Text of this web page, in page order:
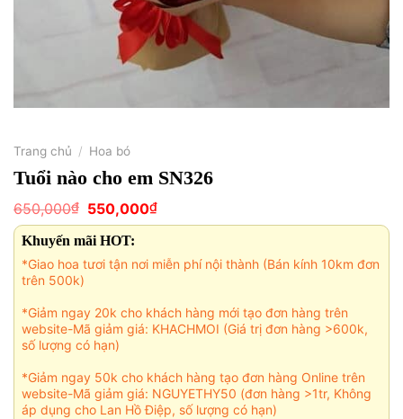
Trang chủ / Hoa bó
Tuổi nào cho em SN326
650,000₫ Giá
gốc
là:
650,000₫.
550,000₫Giá
hiện
550,000₫.
Khuyến mãi HOT:
*Giao hoa tươi tận nơi miễn phí nội thành (Bán kính 10km đơn
trên 500k)
*Giảm ngay 20k cho khách hàng mới tạo đơn hàng trên
website-Mã giảm giá: KHACHMOI (Giá trị đơn hàng >600k,
số lượng có hạn)
*Giảm ngay 50k cho khách hàng tạo đơn hàng Online trên
website-Mã giảm giá: NGUYETHY50 (đơn hàng >1tr, Không
áp dụng cho Lan Hồ Điệp, số lượng có hạn)